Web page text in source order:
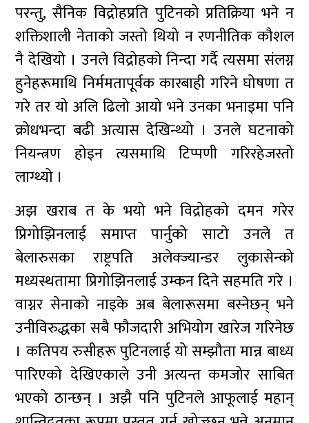
परन्तु, सैनिक विद्रोहप्रति पुटिनको प्रतिक्रिया भने न
शक्तिशाली नेताको जस्तो थियो न रणनीतिक कौशल
नै देखियो । उनले विद्रोहको निन्दा गर्दै त्यसमा संलग्न
हुनेहरूमाथि निर्ममतापूर्वक कारबाही गरिने घोषणा त
गरे तर यो अलि ढिलो आयो भने उनका भनाइमा पनि
क्रोधभन्दा बढी अत्यास देखिन्थ्यो । उनले घटनाको
नियन्त्रण होइन त्यसमाथि टिप्पणी गरिरहेजस्तो
लाग्थ्यो ।
अझ खराब त के भयो भने विद्रोहको दमन गरेर
प्रिगोझिनलाई समाप्त पार्नुको साटो उनले त
बेलारुसका राष्ट्रपति अलेक्ज्यान्डर लुकासेन्को
मध्यस्थतामा प्रिगोझिनलाई उम्कन दिने सहमति गरे ।
वाग्नर सेनाको नाइके अब बेलारूसमा बस्नेछन् भने
उनीविरुद्धका सबै फौजदारी अभियोग खारेज गरिनेछ
। कतिपय रुसीहरू पुटिनलाई यो सम्झौता मान्न बाध्य
पारिएको देखिएकाले उनी अत्यन्त कमजोर साबित
भएको ठान्छन् । अझै पनि पुटिनले आफूलाई महान्